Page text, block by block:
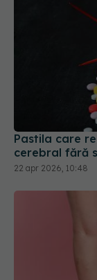
Pastila care
cerebral fără
22 apr 2026, 10:48